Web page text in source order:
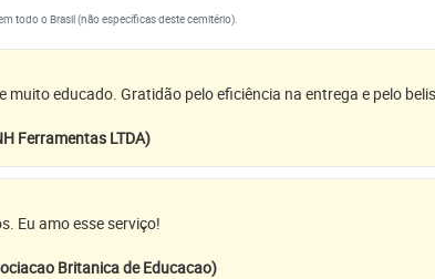
todo o Brasil (não específicas deste cemitério).
muito educado. Gratidão pelo eficiência na entrega e pelo
Ferramentas LTDA)
Eu amo esse serviço!
Britanica de Educacao)